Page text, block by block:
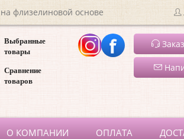
флизелиновой основе
Выбранные
товары
Сравнение
товаров
О КОМПАНИИ ОПЛАТА